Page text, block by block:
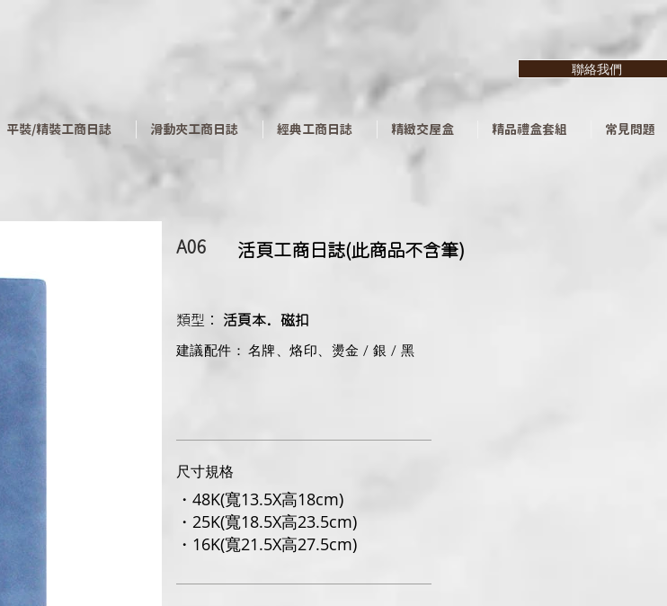
聯絡我們
平裝/精裝工商日誌 滑動夾工商日誌 經典工商日誌 精緻交屋盒 精品禮盒套組 常見問題
A06 活頁工商日誌(此商品不含筆)
類型： 活頁本．磁扣
建議配件： 名牌、烙印、燙金 / 銀 / 黑
尺寸規格
・48K(寬13.5X高18cm)
・25K(寬18.5X高23.5cm)
・16K(寬21.5X高27.5cm)